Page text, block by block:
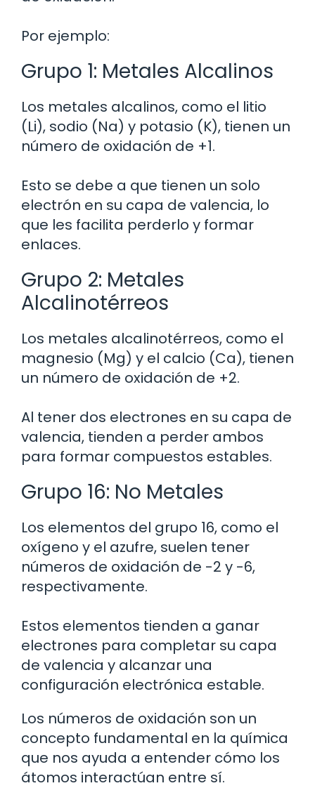
Por ejemplo:
Grupo 1: Metales Alcalinos
Los metales alcalinos, como el litio
(Li), sodio (Na) y potasio (K), tienen un
número de oxidación de +1.
Esto se debe a que tienen un solo
electrón en su capa de valencia, lo
que les facilita perderlo y formar
enlaces.
Grupo 2: Metales
Alcalinotérreos
Los metales alcalinotérreos, como el
magnesio (Mg) y el calcio (Ca), tienen
un número de oxidación de +2.
Al tener dos electrones en su capa de
valencia, tienden a perder ambos
para formar compuestos estables.
Grupo 16: No Metales
Los elementos del grupo 16, como el
oxígeno y el azufre, suelen tener
números de oxidación de -2 y -6,
respectivamente.
Estos elementos tienden a ganar
electrones para completar su capa
de valencia y alcanzar una
configuración electrónica estable.
Los números de oxidación son un
concepto fundamental en la química
que nos ayuda a entender cómo los
átomos interactúan entre sí.